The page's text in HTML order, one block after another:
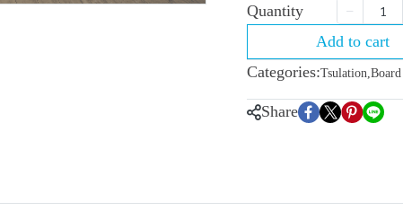
Quantity
Add to cart
Categories:Tsulation,Board
Share